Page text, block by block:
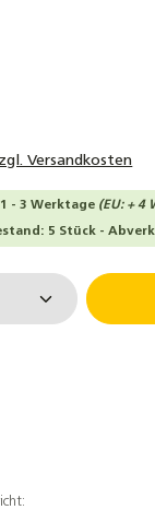
Versandkosten
- 3 Werktage (EU: + 4
5 Stück -
Gib